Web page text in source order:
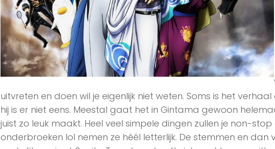
uitvreten en doen wil je eigenlijk niet weten. Soms is het
hij is er niet eens. Meestal gaat het in Gintama gewoon
juist zo leuk maakt. Heel veel simpele dingen zullen je non-
onderbroeken lol nemen ze héél letterlijk. De stemmen en dan